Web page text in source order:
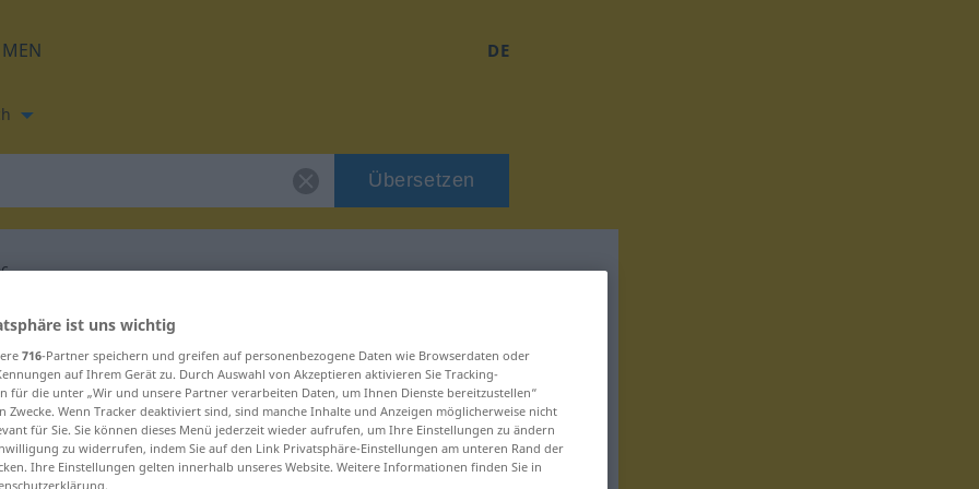
DE
Übersetzen
für "utopenec"
ist uns wichtig
716-Partner speichern und greifen auf personenbezogene Daten wie Browserdaten oder
auf Ihrem Gerät zu. Durch Auswahl von Akzeptieren aktivieren Sie Tracking-
für die unter „Wir und unsere Partner verarbeiten Daten, um Ihnen Dienste bereitzustellen“
Zwecke. Wenn Tracker deaktiviert sind, sind manche Inhalte und Anzeigen möglicherweise nicht
für Sie. Sie können dieses Menü jederzeit wieder aufrufen, um Ihre Einstellungen zu ändern
zu widerrufen, indem Sie auf den Link Privatsphäre-Einstellungen am unteren Rand der
Ihre Einstellungen gelten innerhalb unseres Website. Weitere Informationen finden Sie in